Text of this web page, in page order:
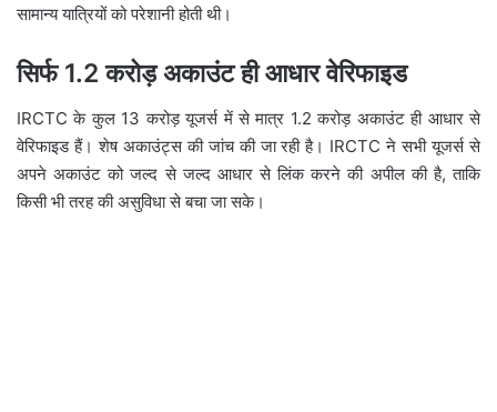
सामान्य यात्रियों को परेशानी होती थी।
सिर्फ 1.2 करोड़ अकाउंट ही आधार वेरिफाइड
IRCTC के कुल 13 करोड़ यूजर्स में से मात्र 1.2 करोड़ अकाउंट ही आधार से
वेरिफाइड हैं। शेष अकाउंट्स की जांच की जा रही है। IRCTC ने सभी यूजर्स से
अपने अकाउंट को जल्द से जल्द आधार से लिंक करने की अपील की है, ताकि
किसी भी तरह की असुविधा से बचा जा सके।